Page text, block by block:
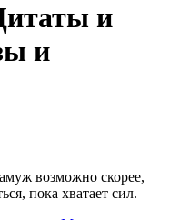
и
и
возможно скорее,
пока хватает сил.